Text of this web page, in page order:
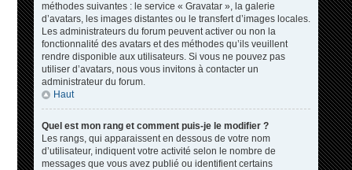
méthodes suivantes : le service « Gravatar », la galerie
d’avatars, les images distantes ou le transfert d’images locales.
Les administrateurs du forum peuvent activer ou non la
fonctionnalité des avatars et des méthodes qu’ils veuillent
rendre disponible aux utilisateurs. Si vous ne pouvez pas
utiliser d’avatars, nous vous invitons à contacter un
administrateur du forum.
Haut
Quel est mon rang et comment puis-je le modifier ?
Les rangs, qui apparaissent en dessous de votre nom
d’utilisateur, indiquent votre activité selon le nombre de
messages que vous avez publié ou identifient certains